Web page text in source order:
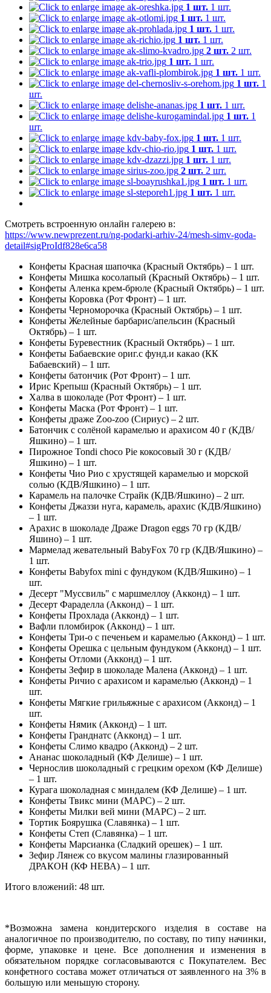
1 шт. 1 шт.
1 шт. 1 шт.
1 шт. 1 шт.
1 шт. 1 шт.
2 шт. 2 шт.
1 шт. 1 шт.
1 шт. 1 шт.
1 шт. 1
шт.
1 шт. 1 шт.
1 шт. 1
шт.
1 шт. 1 шт.
1 шт. 1 шт.
1 шт. 1 шт.
2 шт. 2 шт.
1 шт. 1 шт.
1 шт. 1 шт.
Смотреть встроенную онлайн галерею в:
https://www.newprezent.ru/ng-podarki-arhiv-24/mesh-simv-goda-
detail#sigProIdf828e6ca58
Конфеты Красная шапочка (Красный Октябрь) – 1 шт.
Конфеты Мишка косолапый (Красный Октябрь) – 1 шт.
Конфеты Аленка крем-брюле (Красный Октябрь) – 1 шт.
Конфеты Коровка (Рот Фронт) – 1 шт.
Конфеты Черноморочка (Красный Октябрь) – 1 шт.
Конфеты Желейные барбарис/апельсин (Красный
Октябрь) – 1 шт.
Конфеты Буревестник (Красный Октябрь) – 1 шт.
Конфеты Бабаевские ориг.с фунд.и какао (КК
Бабаевский) – 1 шт.
Конфеты батончик (Рот Фронт) – 1 шт.
Ирис Крепыш (Красный Октябрь) – 1 шт.
Халва в шоколаде (Рот Фронт) – 1 шт.
Конфеты Маска (Рот Фронт) – 1 шт.
Конфеты драже Zoo-zoo (Сириус) – 2 шт.
Батончик с солёной карамелью и арахисом 40 г (КДВ/
Яшкино) – 1 шт.
Пирожное Tondi choco Pie кокосовый 30 г (КДВ/
Яшкино) – 1 шт.
Конфеты Чио Рио с хрустящей карамелью и морской
солью (КДВ/Яшкино) – 1 шт.
Карамель на палочке Страйк (КДВ/Яшкино) – 2 шт.
Конфеты Джаззи нуга, карамель, арахис (КДВ/Яшкино)
– 1 шт.
Арахис в шоколаде Драже Dragon eggs 70 гр (КДВ/
Яшино) – 1 шт.
Мармелад жевательный BabyFox 70 гр (КДВ/Яшкино) –
1 шт.
Конфеты Babyfox mini с фундуком (КДВ/Яшкино) – 1
шт.
Десерт "Муссвиль" с маршмеллоу (Акконд) – 1 шт.
Десерт Фараделла (Акконд) – 1 шт.
Конфеты Прохлада (Акконд) – 1 шт.
Вафли пломбирок (Акконд) – 1 шт.
Конфеты Три-о с печеньем и карамелью (Акконд) – 1 шт.
Конфеты Орешка с цельным фундуком (Акконд) – 1 шт.
Конфеты Отломи (Акконд) – 1 шт.
Конфеты Зефир в шоколаде Малена (Акконд) – 1 шт.
Конфеты Ричио с арахисом и карамелью (Акконд) – 1
шт.
Конфеты Мягкие грильяжные с арахисом (Акконд) – 1
шт.
Конфеты Нямик (Акконд) – 1 шт.
Конфеты Гранднатс (Акконд) – 1 шт.
Конфеты Слимо квадро (Акконд) – 2 шт.
Ананас шоколадный (КФ Делише) – 1 шт.
Чернослив шоколадный с грецким орехом (КФ Делише)
– 1 шт.
Курага шоколадная с миндалем (КФ Делише) – 1 шт.
Конфеты Твикс мини (МАРС) – 2 шт.
Конфеты Милки вей мини (МАРС) – 2 шт.
Тортик Боярушка (Славянка) – 1 шт.
Конфеты Степ (Славянка) – 1 шт.
Конфеты Марсианка (Сладкий орешек) – 1 шт.
Зефир Лянеж со вкусом малины глазированный
ДРАКОН (КФ НЕВА) – 1 шт.
Итого вложений: 48 шт.
*Возможна замена кондитерского изделия в составе на
аналогичное по производителю, по составу, по типу начинки,
форме, упаковке и цене. Все дополнения и изменения в
обязательном порядке согласовываются с Покупателем. Вес
конфетного состава может отличаться от заявленного на 3% в
большую или меньшую сторону.